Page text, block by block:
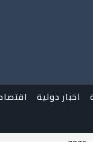
اخبار دولية